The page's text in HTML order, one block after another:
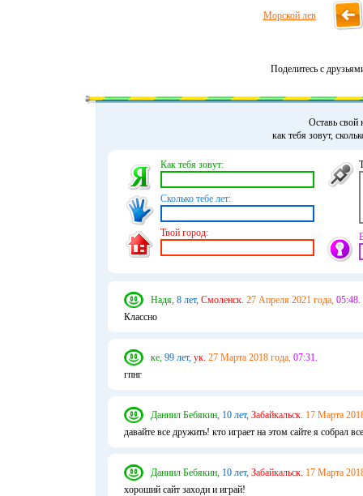
Морской лев
Поделитесь с
Оставь свой
как тебя зовут,
Как тебя зовут:
Сколько тебе лет:
Твой город:
Надя, 8 лет, Смоленск. 27 Апреля 2021 года, 05:48.
Классно
ке, 99 лет, ук. 27 Марта 2018 года, 07:31.
гпнг
Даниил Бебякин, 10 лет, Забайкальск. 17 Марта
давайте все дружить! кто играет на этом сайте я собрал
Даниил Бебякин, 10 лет, Забайкальск. 17 Марта
хороший сайт заходи и играй!